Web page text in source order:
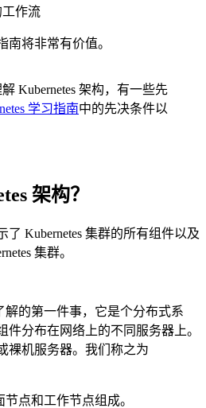
作流
南将非常有价值。
Kubernetes 架构，有一些先
学习指南中的先决条件以
架构？
了 Kubernetes 集群的所有组件以及
集群。
解的第一件事，它是个分布式系
件分布在网络上的不同服务器上。
裸机服务器。我们称之为
节点和工作节点组成。